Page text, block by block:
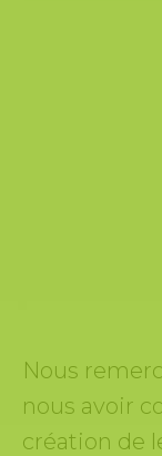
Nous
nous avoir
création de